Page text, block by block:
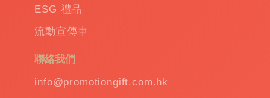
ESG 禮品
流動宣傳車
聯絡我們
info@promotiongift.com.hk